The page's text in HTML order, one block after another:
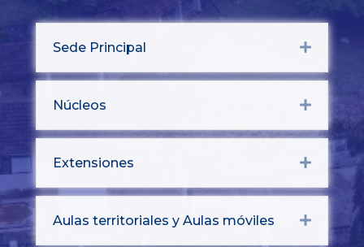
Sede Principal Expand
Núcleos Expand
Extensiones Expand
Aulas territoriales y Aulas móviles Expand